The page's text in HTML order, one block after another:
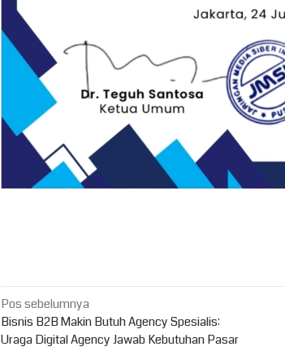
Navigasi
pos
Pos sebelumnya
Bisnis B2B Makin Butuh Agency Spesialis:
Uraga Digital Agency Jawab Kebutuhan Pasar